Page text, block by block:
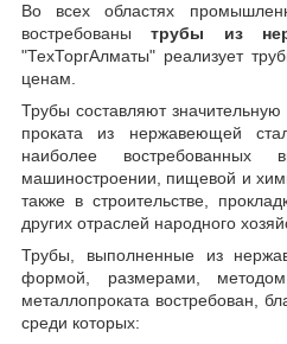
Во всех областях
востребованытрубы из
"ТехТоргАлматы" реализует
ценам.
Трубы составляют
проката из нержавеющей
наиболее востребованных
машиностроении, пищевой и
также в строительстве,
других отраслей народного
Трубы, выполненные из
формой, размерами, методом
металлопроката востребован,
среди которых: